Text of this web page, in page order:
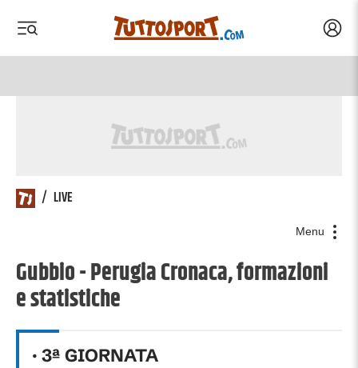
/ LIVE
Menu
Gubbio - Perugia Cronaca, formazioni
e statistiche
· 3ª GIORNATA